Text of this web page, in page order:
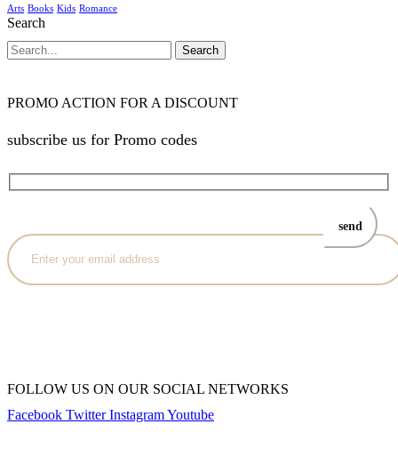
Arts Books Kids Romance
Search
Search
PROMO ACTION FOR A DISCOUNT
subscribe us for Promo codes
FOLLOW US ON OUR SOCIAL NETWORKS
Facebook Twitter InstagramYoutube